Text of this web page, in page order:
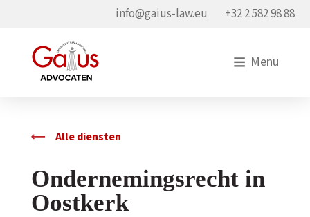
+32 2 582 98 88
info@gaius-law.eu
Menu
Alle diensten
Ondernemingsrecht in
Oostkerk